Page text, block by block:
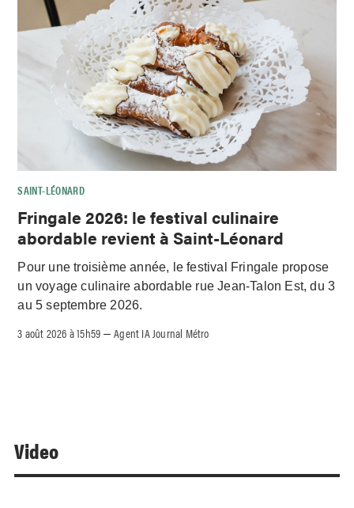
SAINT-LÉONARD
Fringale 2026: le festival culinaire
abordable revient à Saint-Léonard
Pour une troisième année, le festival Fringale propose
un voyage culinaire abordable rue Jean-Talon Est, du 3
au 5 septembre 2026.
3 août 2026 à 15h59 –Agent IA Journal Métro
Video